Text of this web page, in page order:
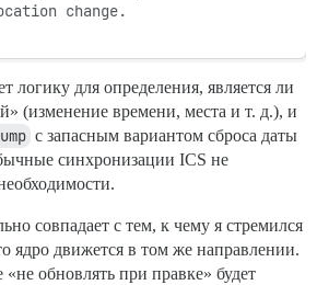
change.
логику для определения, является ли
(изменение времени, места и т. д.), и
с запасным вариантом сброса даты
синхронизации ICS не
совпадает с тем, к чему я стремился
ядро движется в том же направлении.
обновлять при правке» будет